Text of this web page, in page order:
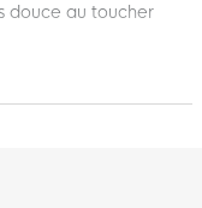
douce au toucher
Noir Gris Foncé
Nike Tech Fleece